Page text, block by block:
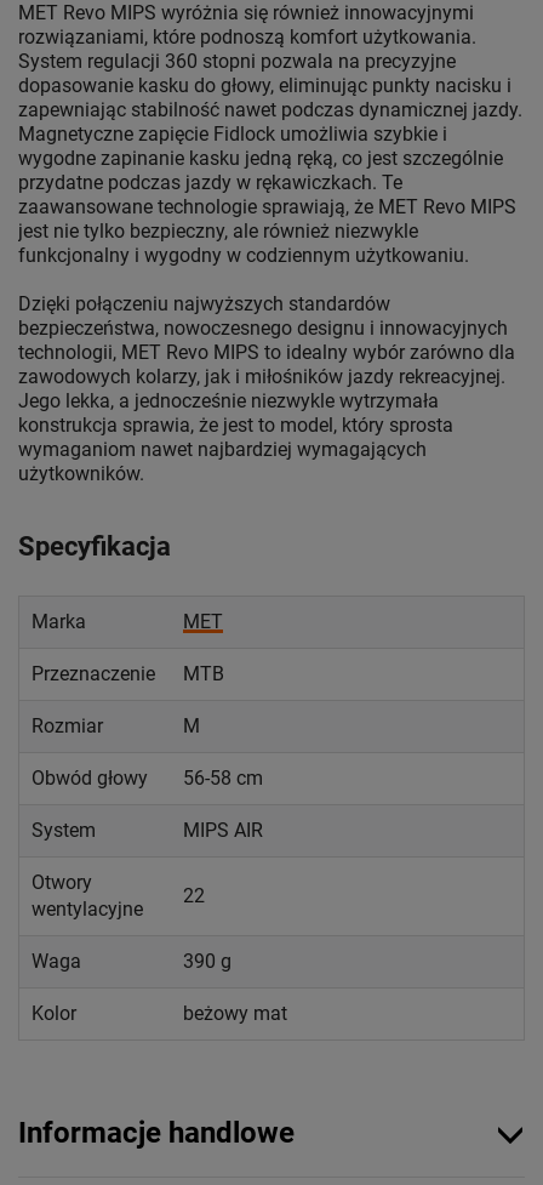
MET Revo MIPS wyróżnia się również innowacyjnymi
rozwiązaniami, które podnoszą komfort użytkowania.
System regulacji 360 stopni pozwala na precyzyjne
dopasowanie kasku do głowy, eliminując punkty nacisku i
zapewniając stabilność nawet podczas dynamicznej jazdy.
Magnetyczne zapięcie Fidlock umożliwia szybkie i
wygodne zapinanie kasku jedną ręką, co jest szczególnie
przydatne podczas jazdy w rękawiczkach. Te
zaawansowane technologie sprawiają, że MET Revo MIPS
jest nie tylko bezpieczny, ale również niezwykle
funkcjonalny i wygodny w codziennym użytkowaniu.
Dzięki połączeniu najwyższych standardów
bezpieczeństwa, nowoczesnego designu i innowacyjnych
technologii, MET Revo MIPS to idealny wybór zarówno dla
zawodowych kolarzy, jak i miłośników jazdy rekreacyjnej.
Jego lekka, a jednocześnie niezwykle wytrzymała
konstrukcja sprawia, że jest to model, który sprosta
wymaganiom nawet najbardziej wymagających
użytkowników.
Specyfikacja
Marka MET
Przeznaczenie MTB
Rozmiar M
Obwód głowy 56-58 cm
System MIPS AIR
Otwory
wentylacyjne
22
Waga 390 g
Kolor beżowy mat
Informacje handlowe